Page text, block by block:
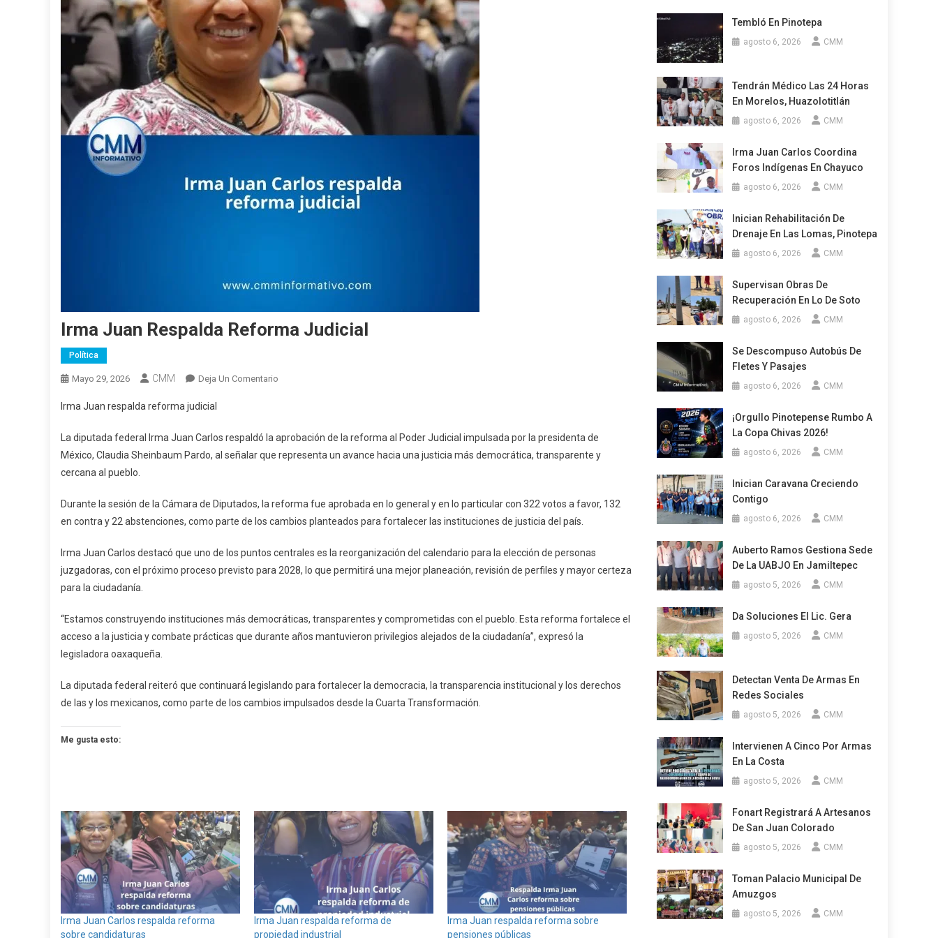
Irma Juan Respalda Reforma Judicial
Política
Mayo 29, 2026 CMM Deja Un Comentario
Reforma
Judicial
Irma Juan respalda reforma judicial
La diputada federal Irma Juan Carlos respaldó la aprobación de la reforma al Poder Judicial impulsada por la presidenta de
México, Claudia Sheinbaum Pardo, al señalar que representa un avance hacia una justicia más democrática, transparente y
cercana al pueblo.
Durante la sesión de la Cámara de Diputados, la reforma fue aprobada en lo general y en lo particular con 322 votos a favor, 132
en contra y 22 abstenciones, como parte de los cambios planteados para fortalecer las instituciones de justicia del país.
Irma Juan Carlos destacó que uno de los puntos centrales es la reorganización del calendario para la elección de personas
juzgadoras, con el próximo proceso previsto para 2028, lo que permitirá una mejor planeación, revisión de perfiles y mayor certeza
para la ciudadanía.
“Estamos construyendo instituciones más democráticas, transparentes y comprometidas con el pueblo. Esta reforma fortalece el
acceso a la justicia y combate prácticas que durante años mantuvieron privilegios alejados de la ciudadanía”, expresó la
legisladora oaxaqueña.
La diputada federal reiteró que continuará legislando para fortalecer la democracia, la transparencia institucional y los derechos
de las y los mexicanos, como parte de los cambios impulsados desde la Cuarta Transformación.
Me gusta esto:
Irma Juan Carlos respalda reforma
sobre candidaturas
Irma Juan respalda reforma de
propiedad industrial
Irma Juan respalda reforma sobre
pensiones públicas
Tembló En Pinotepa
agosto 6, 2026 CMM
Tendrán Médico Las 24 Horas
En Morelos, Huazolotitlán
agosto 6, 2026 CMM
Irma Juan Carlos Coordina
Foros Indígenas En Chayuco
agosto 6, 2026 CMM
Inician Rehabilitación De
Drenaje En Las Lomas, Pinotepa
agosto 6, 2026 CMM
Supervisan Obras De
Recuperación En Lo De Soto
agosto 6, 2026 CMM
Se Descompuso Autobús De
Fletes Y Pasajes
agosto 6, 2026 CMM
¡Orgullo Pinotepense Rumbo A
La Copa Chivas 2026!
agosto 6, 2026 CMM
Inician Caravana Creciendo
Contigo
agosto 6, 2026 CMM
Auberto Ramos Gestiona Sede
De La UABJO En Jamiltepec
agosto 5, 2026 CMM
Da Soluciones El Lic. Gera
agosto 5, 2026 CMM
Detectan Venta De Armas En
Redes Sociales
agosto 5, 2026 CMM
Intervienen A Cinco Por Armas
En La Costa
agosto 5, 2026 CMM
Fonart Registrará A Artesanos
De San Juan Colorado
agosto 5, 2026 CMM
Toman Palacio Municipal De
Amuzgos
agosto 5, 2026 CMM